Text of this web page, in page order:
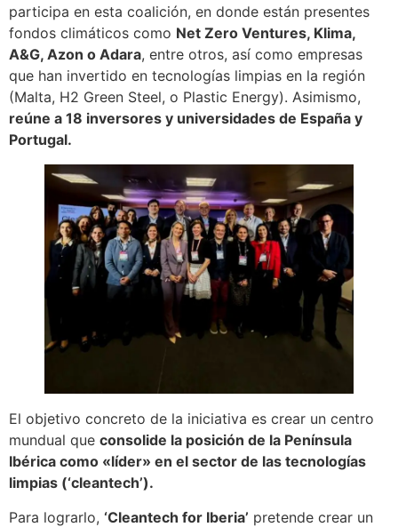
participa en esta coalición, en donde están presentes
fondos climáticos como Net Zero Ventures, Klima,
A&G, Azon o Adara, entre otros, así como empresas
que han invertido en tecnologías limpias en la región
(Malta, H2 Green Steel, o Plastic Energy). Asimismo,
reúne a 18 inversores y universidades de España y
Portugal.
El objetivo concreto de la iniciativa es crear un centro
mundual que consolide la posición de la Península
Ibérica como «líder» en el sector de las tecnologías
limpias (‘cleantech’).
Para lograrlo, ‘Cleantech for Iberia’ pretende crear un